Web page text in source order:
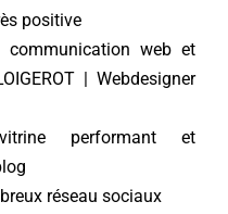
positive
web et
| Webdesigner
performant et
réseau sociaux